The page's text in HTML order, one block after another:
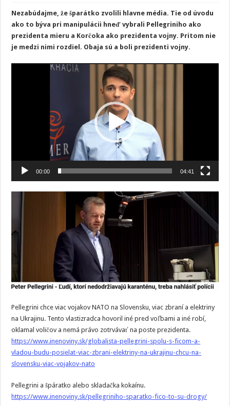
Nezabúdajme, že šparátko zvolili hlavne média. Tie od úvodu
ako to býva pri manipulácii hneď vybrali Pellegriniho ako
prezidenta mieru a Korčoka ako prezidenta vojny. Pritom nie
je medzi nimi rozdiel. Obaja sú a boli prezidenti vojny.
00:00 04:41
Pellegrini chce viac vojakov NATO na Slovensku, viac zbraní a elektriny
na Ukrajinu. Tento vlastizradca hovoril iné pred voľbami a iné robí,
oklamal voličov a nemá právo zotrvávať na poste prezidenta.
https://www.inenoviny.sk/globalista-pellegrini-spolu-s-ficom-a-
vladou-budu-posielat-viac-zbrani-elektriny-na-ukrajinu-chcu-na-
slovensku-viac-vojakov-nato
Pellegrini a špáratko alebo skladačka kokaínu.
https://www.inenoviny.sk/pellegriniho-sparatko-fico-to-su-drogy/